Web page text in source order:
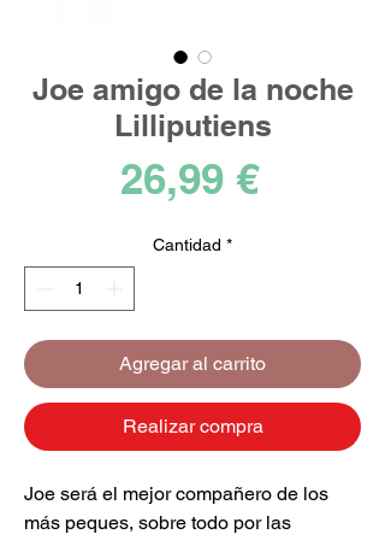
Joe amigo de la noche
Lilliputiens
26,99 €Precio
Cantidad *
Agregar al carrito
Realizar compra
Joe será el mejor compañero de los
más peques, sobre todo por las